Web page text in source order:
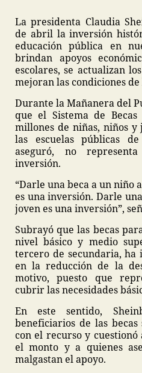
La presidenta Claudia
de abril la inversión
educación pública en
brindan apoyos
escolares, se actualizan
mejoran las condiciones de
Durante la Mañanera del
que el Sistema de
millones de niñas, niños y
las escuelas públicas
aseguró, no
inversión.
“Darle una beca a un niño
es una inversión. Darle
joven es una inversión”,
Subrayó que las becas
nivel básico y medio
tercero de secundaria, ha
en la reducción de la
motivo, puesto que
cubrir las necesidades
En este sentido,
beneficiarios de las becas
con el recurso y
el monto y a quienes
malgastan el apoyo.